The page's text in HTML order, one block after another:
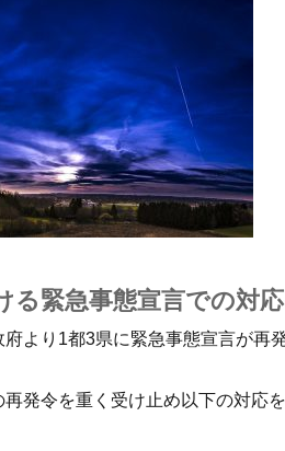
る緊急事態宣言での対
より1都3県に緊急事態宣言が再
発令を重く受け止め以下の対応